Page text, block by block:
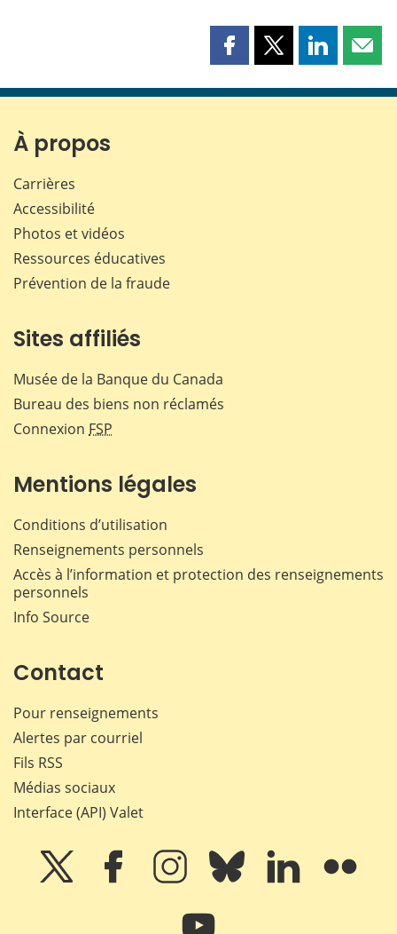
Partager
page
Partager
page
Partager
page page
À propos
Carrières
Accessibilité
Photos et vidéos
Ressources éducatives
Prévention de la fraude
Sites affiliés
Musée de la Banque du Canada
Bureau des biens non réclamés
Connexion FSP
Mentions légales
Conditions d’utilisation
Renseignements personnels
Accès à l’information et protection des renseignements
personnels
Info Source
Contact
Pour renseignements
Alertes par courriel
Fils RSS
Médias sociaux
Interface (API) Valet